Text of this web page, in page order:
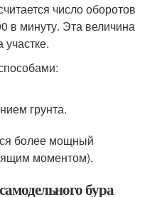
число оборотов
в минуту. Эта величина
участке.
грунта.
более мощный
моментом).
бура